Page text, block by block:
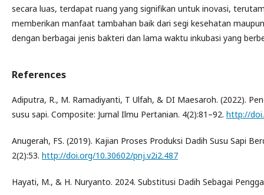
secara luas, terdapat ruang yang signifikan untuk inovasi,
memberikan manfaat tambahan baik dari segi kesehatan
dengan berbagai jenis bakteri dan lama waktu inkubasi yang
References
Adiputra, R., M. Ramadiyanti, T Ulfah, & DI Maesaroh. (2022).
susu sapi. Composite: Jurnal Ilmu Pertanian. 4(2):81–92. http://
Anugerah, FS. (2019). Kajian Proses Produksi Dadih Susu Sapi
2(2):53. http://doi.org/10.30602/pnj.v2i2.487
Hayati, M., & H. Nuryanto. 2024. Substitusi Dadih Sebagai